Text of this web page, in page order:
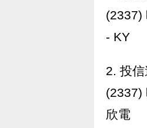
(2337)
- KY
2. 投
(2337)
欣電